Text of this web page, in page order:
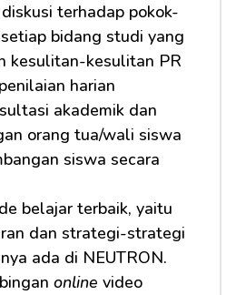
terhadap pokok-
bidang studi yang
kesulitan-kesulitan PR
harian
akademik dan
orang tua/wali siswa
siswa secara
belajar terbaik, yaitu
dan strategi-strategi
ada di NEUTRON.
online video